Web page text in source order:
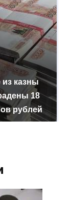
из казны
18
рублей